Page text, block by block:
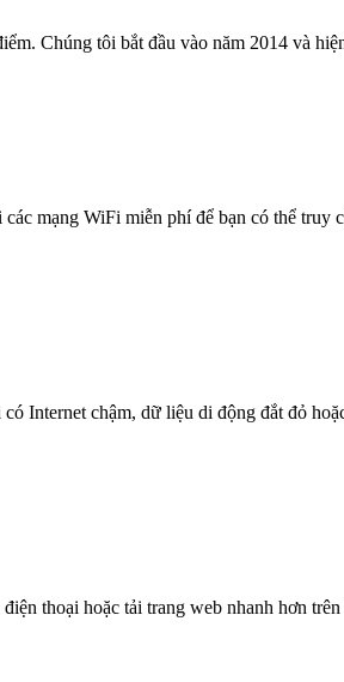
Chúng tôi bắt đầu vào năm 2014 và
mạng WiFi miễn phí để bạn có thể truy
Internet chậm, dữ liệu di động đắt đỏ
thoại hoặc tải trang web nhanh hơn